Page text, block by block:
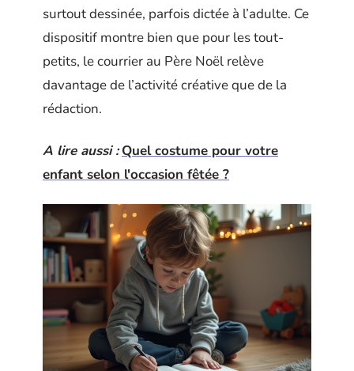
surtout dessinée, parfois dictée à l’adulte. Ce
dispositif montre bien que pour les tout-
petits, le courrier au Père Noël relève
davantage de l’activité créative que de la
rédaction.
A lire aussi : Quel costume pour votre
enfant selon l'occasion fêtée ?